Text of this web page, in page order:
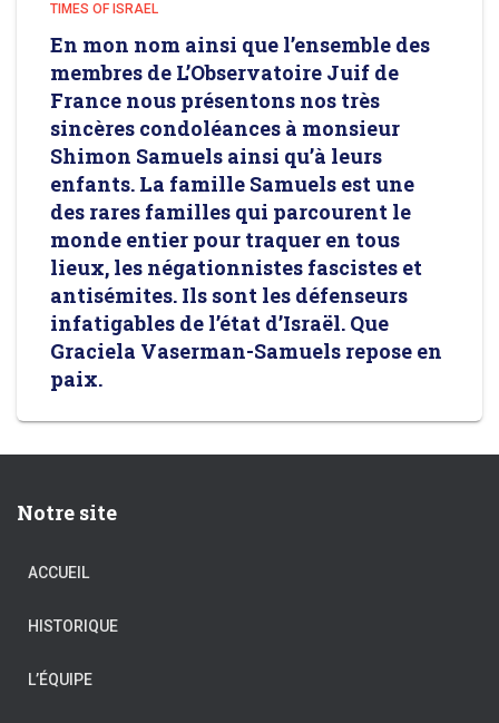
TIMES OF ISRAEL
En mon nom ainsi que l’ensemble des
membres de L’Observatoire Juif de
France nous présentons nos très
sincères condoléances à monsieur
Shimon Samuels ainsi qu’à leurs
enfants. La famille Samuels est une
des rares familles qui parcourent le
monde entier pour traquer en tous
lieux, les négationnistes fascistes et
antisémites. Ils sont les défenseurs
infatigables de l’état d’Israël. Que
Graciela Vaserman-Samuels repose en
paix.
Notre site
ACCUEIL
HISTORIQUE
L’ÉQUIPE